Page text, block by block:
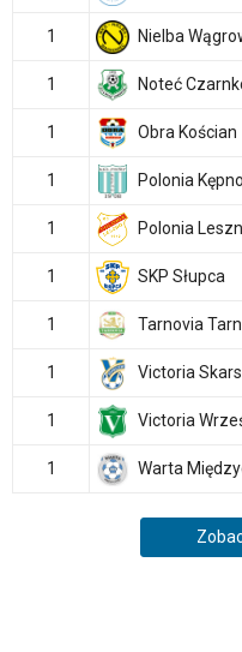
1 Nielba
1 Noteć
1 Obra Kościan
1 Polonia Kępno
1 Polonia
1 SKP Słupca
1 Tarnovia
1 Victoria
1 Victoria
1 Warta